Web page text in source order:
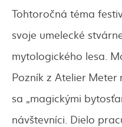
Tohtoročná téma
svoje umelecké
mytologického lesa.
Pozník z Atelier
sa „magickými
návštevníci. Dielo